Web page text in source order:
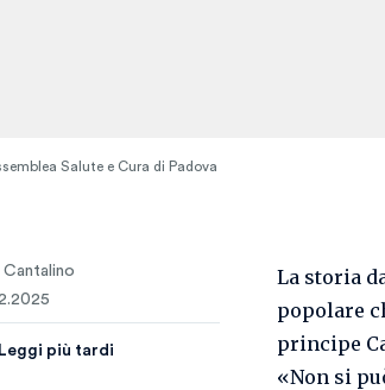
Salute e Cura di Padova
Cantalino
Leggi più tardi
La storia
popolare
principe
«Non si